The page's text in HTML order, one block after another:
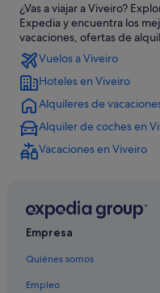
Apartoteles en Faro
Condominios en Viveiro
Apartoteles en Viveiro
Hoteles en la playa en Viveiro
B&B en Viveiro
Hoteles históricos en Viveiro
Hoteles cerca de Cañones
Hoteles de golf en Viveiro
Casas privadas de
Casas rurales en Viveiro
¿Vas a viajar a Viveiro?
Expedia y encuentra los
vacaciones, ofertas de
Vuelos a Viveiro
Hoteles en Viveiro
Alquileres de
Alquiler de coches en
Vacaciones en Viveiro
Empresa
Quiénes somos
Empleo